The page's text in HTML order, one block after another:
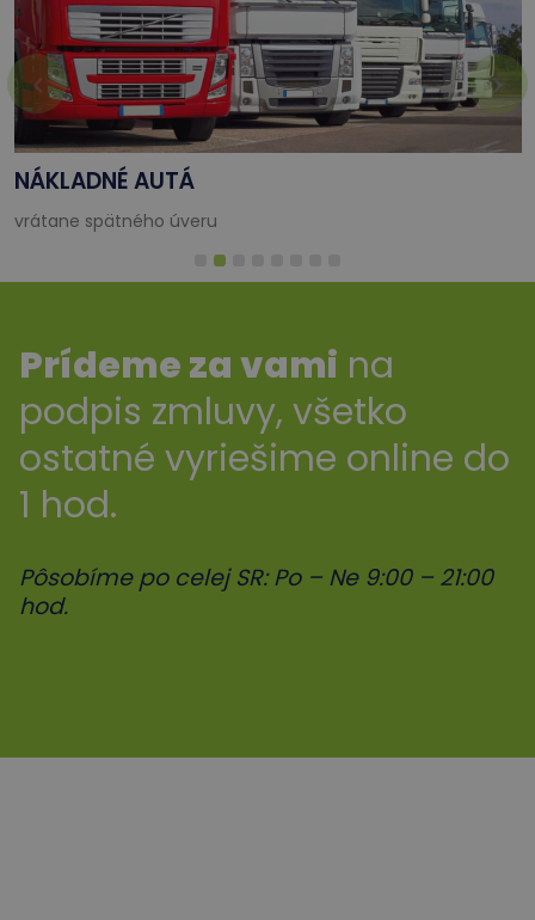
NÁKLADNÉ AUTÁ
vrátane spätného úveru
Prídeme za vami na
podpis zmluvy, všetko
ostatné vyriešime online do
1 hod.
Pôsobíme po celej SR: Po – Ne 9:00 – 21:00
hod.